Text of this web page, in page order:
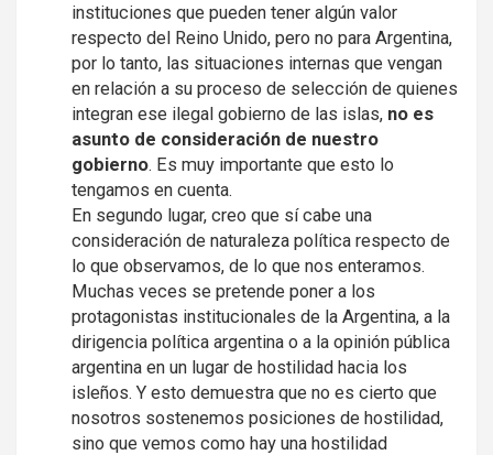
instituciones que pueden tener algún valor
respecto del Reino Unido, pero no para Argentina,
por lo tanto, las situaciones internas que vengan
en relación a su proceso de selección de quienes
integran ese ilegal gobierno de las islas, no es
asunto de consideración de nuestro
gobierno. Es muy importante que esto lo
tengamos en cuenta.
En segundo lugar, creo que sí cabe una
consideración de naturaleza política respecto de
lo que observamos, de lo que nos enteramos.
Muchas veces se pretende poner a los
protagonistas institucionales de la Argentina, a la
dirigencia política argentina o a la opinión pública
argentina en un lugar de hostilidad hacia los
isleños. Y esto demuestra que no es cierto que
nosotros sostenemos posiciones de hostilidad,
sino que vemos como hay una hostilidad